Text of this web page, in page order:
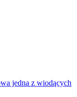
jedna z wiodących